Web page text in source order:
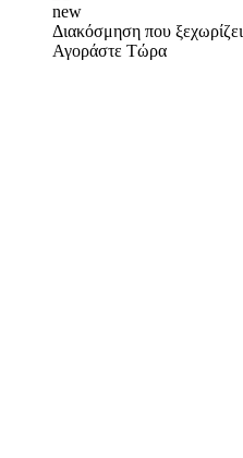
new
Διακόσμηση που ξεχωρίζει
Αγοράστε Τώρα